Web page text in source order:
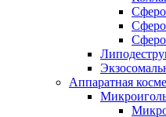
Аппаратная